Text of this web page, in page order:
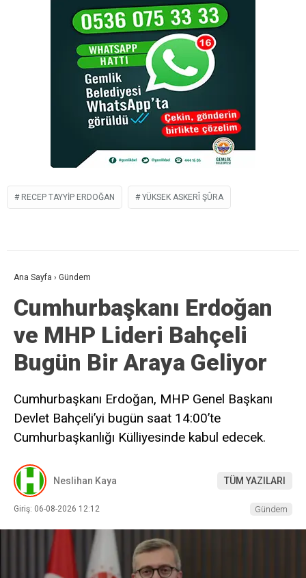
RECEP TAYYIP ERDOĞAN YÜKSEK ASKERÎ ŞÛRA
Ana Sayfa › Gündem
Cumhurbaşkanı Erdoğan
ve MHP Lideri Bahçeli
Bugün Bir Araya Geliyor
Cumhurbaşkanı Erdoğan, MHP Genel Başkanı
Devlet Bahçeli’yi bugün saat 14:00’te
Cumhurbaşkanlığı Külliyesinde kabul edecek.
Neslihan Kaya TÜM YAZILARI
Giriş: 06-08-2026 12:12 Gündem